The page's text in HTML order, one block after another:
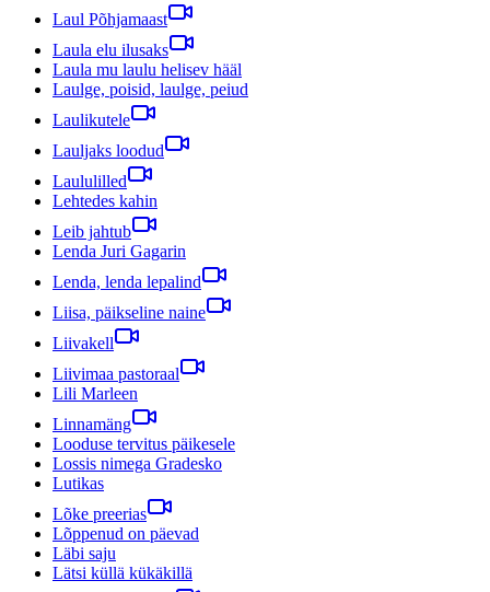
Laul Põhjamaast
Laula elu ilusaks
Laula mu laulu helisev hääl
Laulge, poisid, laulge, peiud
Laulikutele
Lauljaks loodud
Laululilled
Lehtedes kahin
Leib jahtub
Lenda Juri Gagarin
Lenda, lenda lepalind
Liisa, päikseline naine
Liivakell
Liivimaa pastoraal
Lili Marleen
Linnamäng
Looduse tervitus päikesele
Lossis nimega Gradesko
Lutikas
Lõke preerias
Lõppenud on päevad
Läbi saju
Lätsi küllä kükäkillä